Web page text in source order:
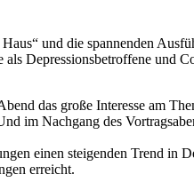
und die spannenden
Depressionsbetroffene
das große Interesse am
im Nachgang des
einen steigenden Trend in
erreicht.